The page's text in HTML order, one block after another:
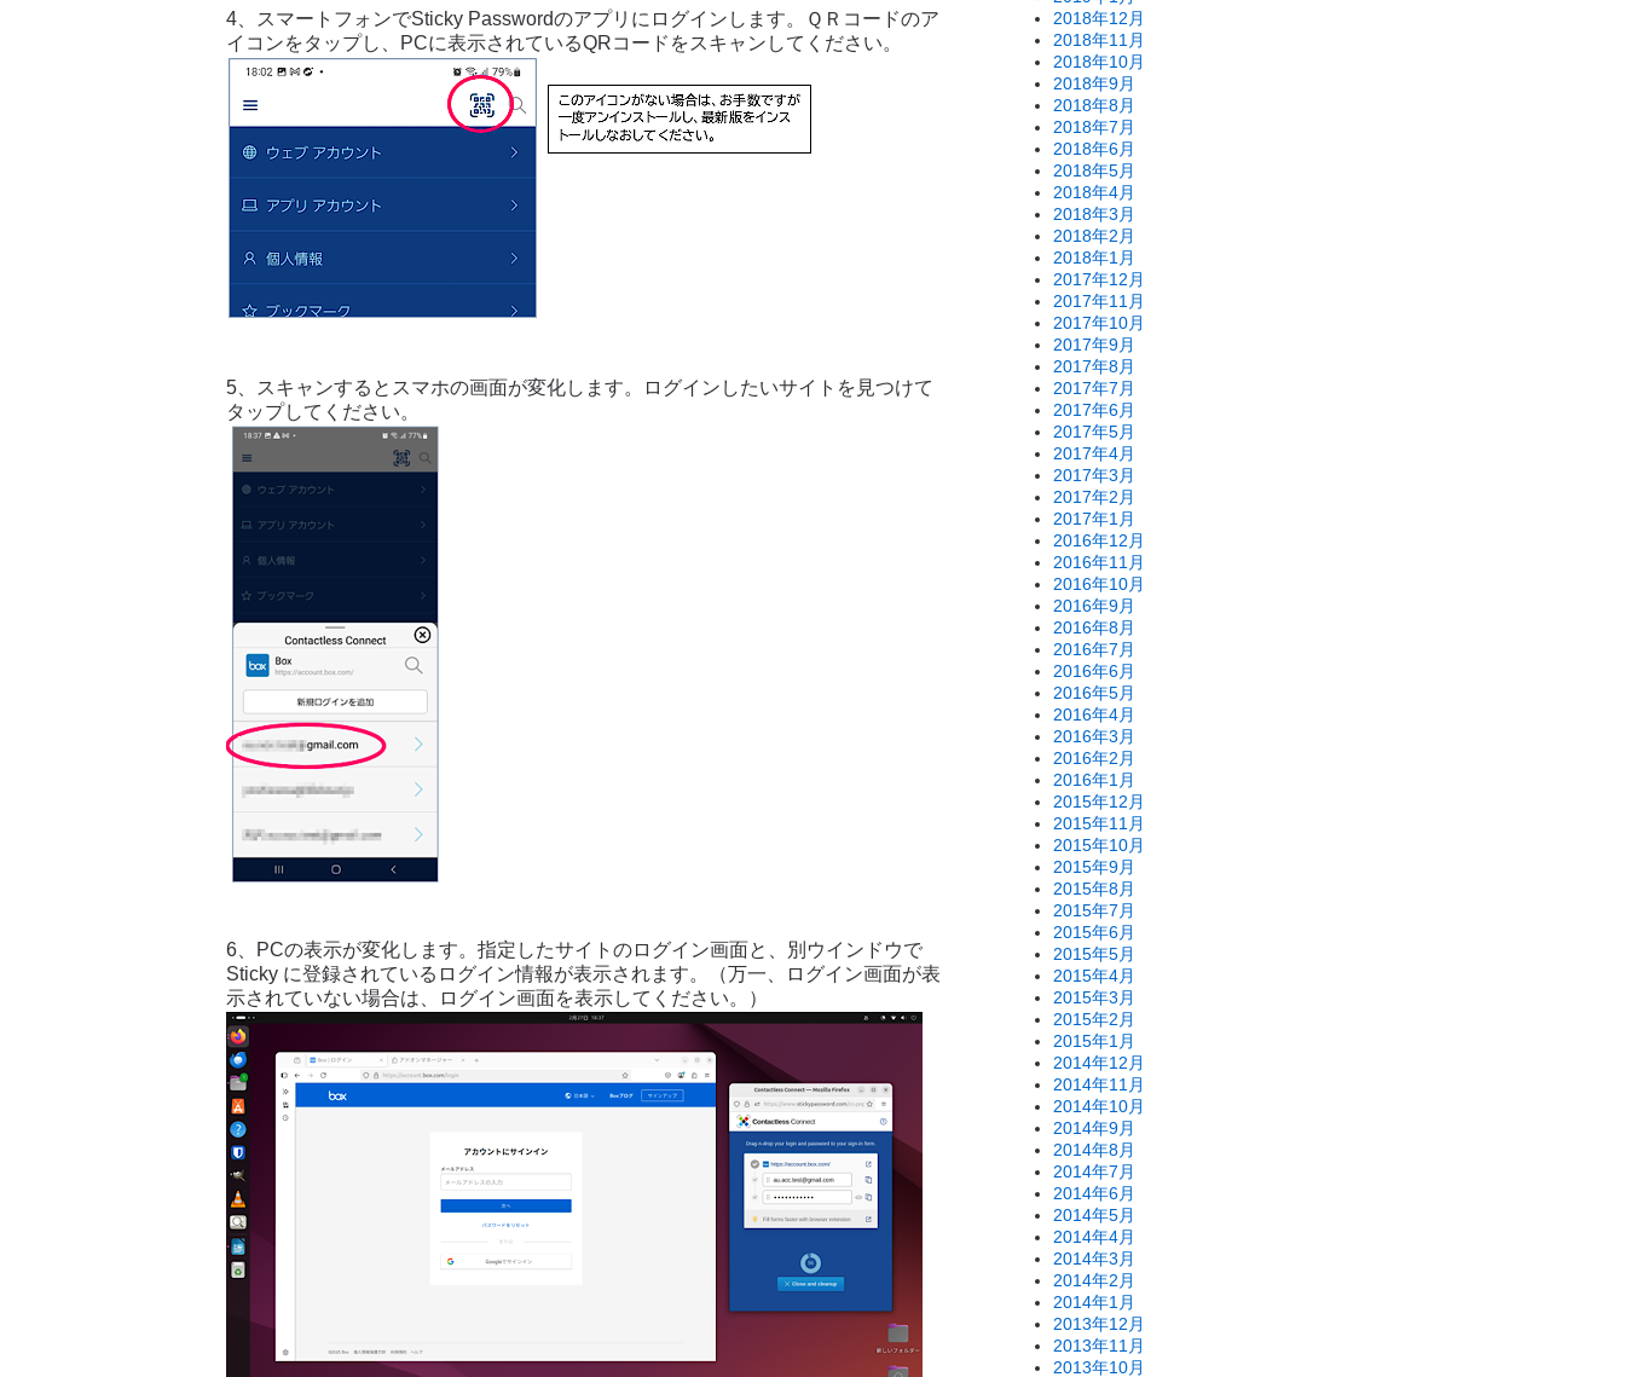
4、スマートフォンでSticky Passwordのアプリにログインします。ＱＲコードのア
イコンをタップし、PCに表示されているQRコードをスキャンしてください。
5、スキャンするとスマホの画面が変化します。ログインしたいサイトを見つけて
タップしてください。
6、PCの表示が変化します。指定したサイトのログイン画面と、別ウインドウで
Sticky に登録されているログイン情報が表示されます。（万一、ログイン画面が表
示されていない場合は、ログイン画面を表示してください。）
2018年12月
2018年11月
2018年10月
2018年9月
2018年8月
2018年7月
2018年6月
2018年5月
2018年4月
2018年3月
2018年2月
2018年1月
2017年12月
2017年11月
2017年10月
2017年9月
2017年8月
2017年7月
2017年6月
2017年5月
2017年4月
2017年3月
2017年2月
2017年1月
2016年12月
2016年11月
2016年10月
2016年9月
2016年8月
2016年7月
2016年6月
2016年5月
2016年4月
2016年3月
2016年2月
2016年1月
2015年12月
2015年11月
2015年10月
2015年9月
2015年8月
2015年7月
2015年6月
2015年5月
2015年4月
2015年3月
2015年2月
2015年1月
2014年12月
2014年11月
2014年10月
2014年9月
2014年8月
2014年7月
2014年6月
2014年5月
2014年4月
2014年3月
2014年2月
2014年1月
2013年12月
2013年11月
2013年10月